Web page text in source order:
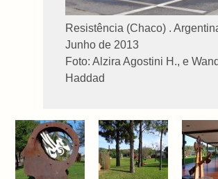
Resistência (Chaco) .
Junho de 2013
Foto: Alzira Agostini H., e
Haddad